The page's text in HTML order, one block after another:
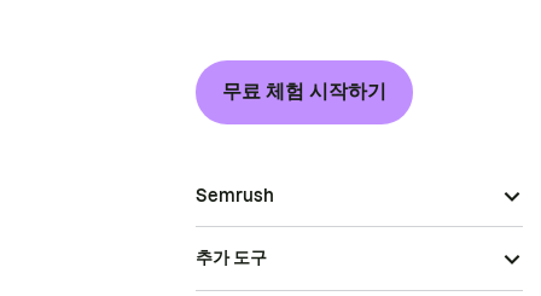
무료 체험 시작하기
Semrush
추가 도구